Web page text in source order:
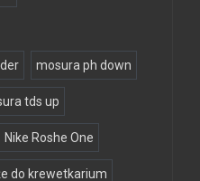
mosura ph down
tds up
Nike Roshe One
do krewetkarium